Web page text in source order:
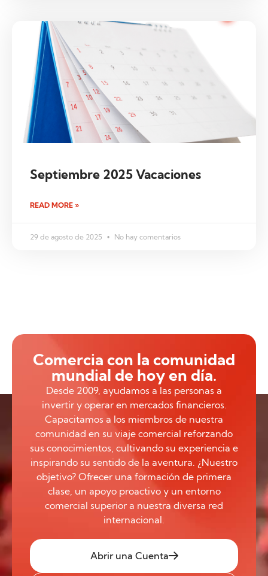
Septiembre 2025 Vacaciones
READ MORE »
29 de agosto de 2025 No hay comentarios
Comercia con la comunidad
mundial de hoy en día.
Desde 2009, ayudamos a las personas a
invertir y operar en mercados financieros.
Capacitamos a los miembros de nuestra
comunidad en su viaje comercial reforzando
sus conocimientos, cultivando su experiencia e
inspirando su sentido de la aventura. ¿Nuestro
objetivo? Ofrecer una formación de primera
clase, un apoyo proactivo y un entorno
comercial superior a nuestra diversa red
internacional.
Abrir una Cuenta